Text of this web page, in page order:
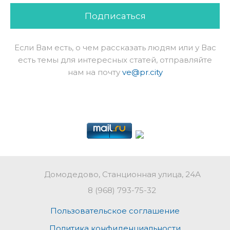
Подписаться
Если Вам есть, о чем рассказать людям или у Вас
есть темы для интересных статей, отправляйте
нам на почту ve@pr.city
Домодедово, Станционная улица, 24А
8 (968) 793-75-32
Пользовательское соглашение
Политика конфиденциальности